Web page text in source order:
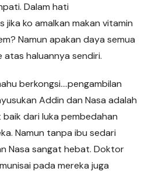
Dalam hati
jika ko amalkan makan vitamin
Namun apakan daya semua
atas haluannya sendiri.
berkongsi….pengambilan
Addin dan Nasa adalah
dari luka pembedahan
Namun tanpa ibu sedari
Nasa sangat hebat. Doktor
pada mereka juga